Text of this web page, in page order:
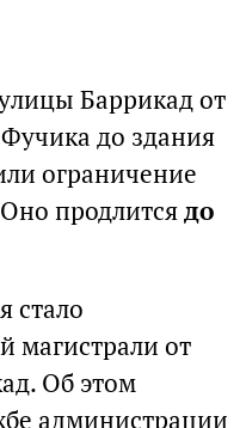
Баррикад от
до здания
ограничение
продлитсядо
стало
магистрали от
Об этом
администрации